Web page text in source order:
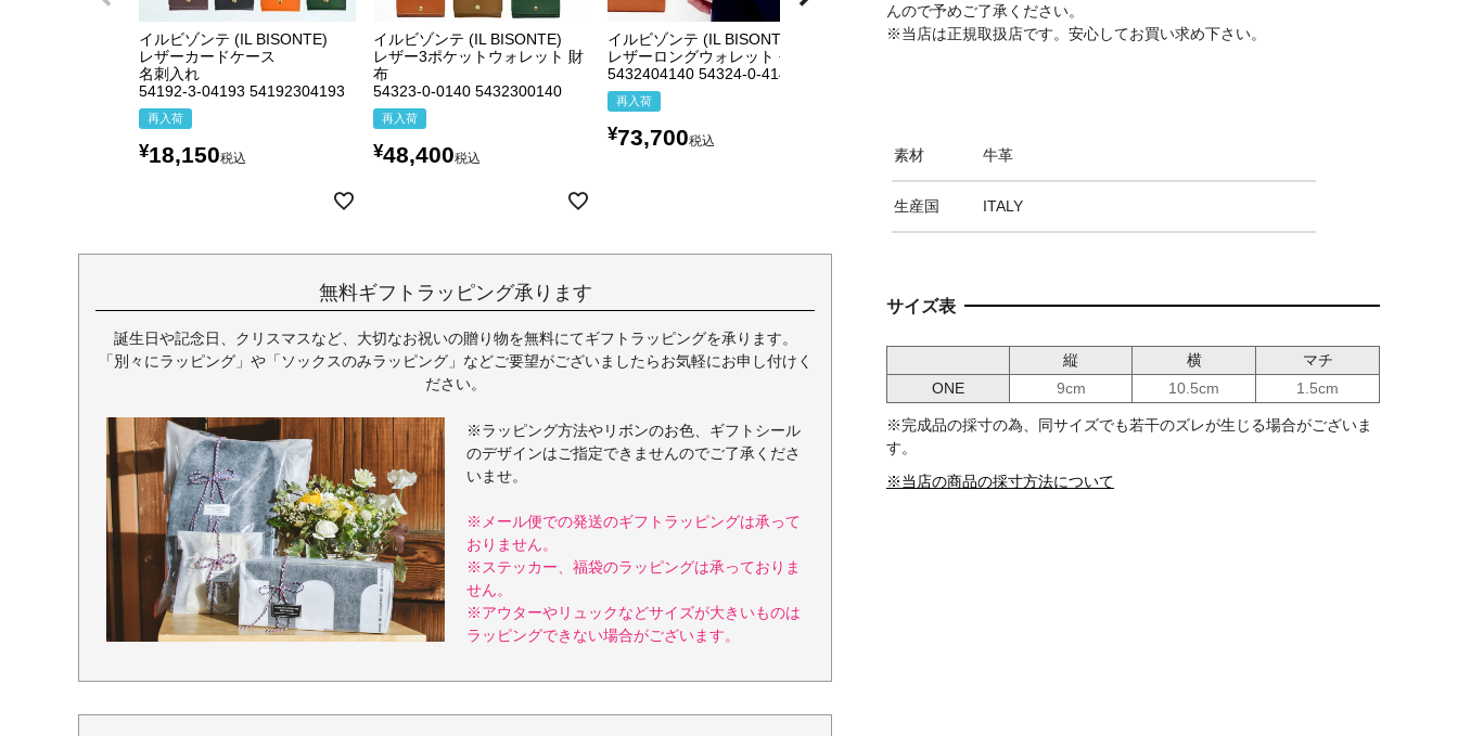
イルビゾンテ (IL BISONTE)
レザーカードケース
名刺入れ
54192-3-04193 54192304193
再入荷
¥18,150税込
イルビゾンテ (IL BISONTE)
レザー3ポケットウォレット 財
布
54323-0-0140 5432300140
再入荷
¥48,400税込
イルビゾンテ (IL BISONTE)
レザーロングウォレット 長財布
5432404140 54324-0-4140
再入荷
¥73,700税込
イルビゾンテ (IL BISONTE)
無料ギフトラッピング承ります
誕生日や記念日、クリスマスなど、大切なお祝いの贈り物を無料にてギフトラッピングを承ります。
「別々にラッピング」や「ソックスのみラッピング」などご要望がございましたらお気軽にお申し付けく
ださい。
※ラッピング方法やリボンのお色、ギフトシール
のデザインはご指定できませんのでご了承くださ
いませ。
※メール便での発送のギフトラッピングは承って
おりません。
※ステッカー、福袋のラッピングは承っておりま
せん。
※アウターやリュックなどサイズが大きいものは
ラッピングできない場合がございます。
んので予めご了承ください。
※当店は正規取扱店です。安心してお買い求め下さい。
素材 牛革
生産国 ITALY
サイズ表
縦 横
マチ
ONE
9cm 10.5cm 1.5cm
※完成品の採寸の為、同サイズでも若干のズレが生じる場合がございま
す。
※当店の商品の採寸方法について